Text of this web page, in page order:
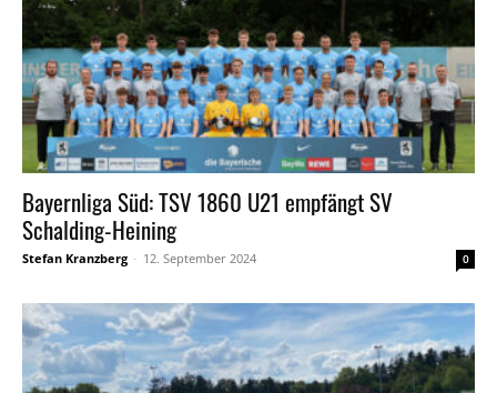
Bayernliga Süd: TSV 1860 U21 empfängt SV
Schalding-Heining
Stefan Kranzberg - 12. September 2024 0